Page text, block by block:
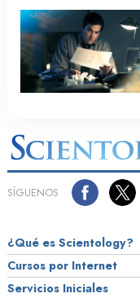
SÍGUENOS
¿Qué es Scientology?
Cursos por Internet
Servicios Iniciales